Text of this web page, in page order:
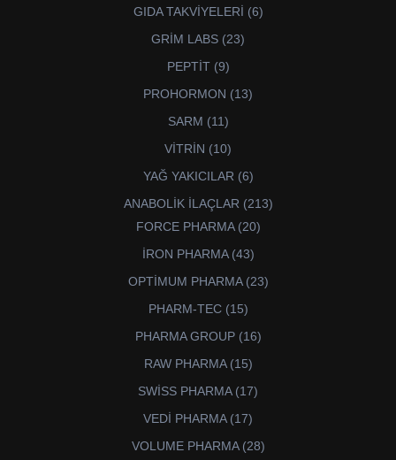
GIDA TAKVİYELERİ 66
GRİM LABS 2323
PEPTİT 99
PROHORMON 1313
SARM 1111
VİTRİN 1010
YAĞ YAKICILAR 66
ANABOLİK İLAÇLAR 213213
FORCE PHARMA 2020
İRON PHARMA 4343
OPTİMUM PHARMA 2323
PHARM-TEC 1515
PHARMA GROUP 1616
RAW PHARMA 1515
SWİSS PHARMA 1717
VEDİ PHARMA 1717
VOLUME PHARMA 2828